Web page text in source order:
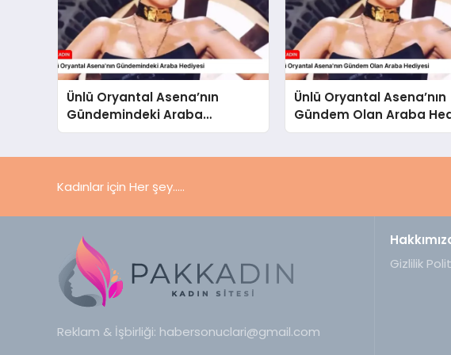
Ünlü Oryantal Asena’nın
Gündemindeki Araba
Hediyesi
Ünlü Oryantal Asena’nın
Gündem Olan Araba
Kadınlar için Her şey.....
Reklam & İşbirliği: habersonuclari@gmail.com
Gizlilik